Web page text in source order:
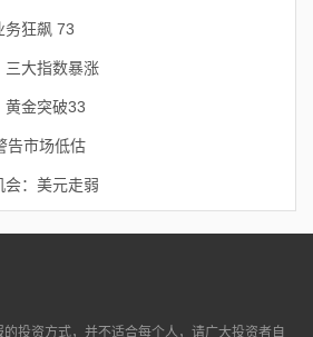
务狂飙 73
三大指数暴涨
黄金突破33
告市场低估
会：美元走弱
投资方式，并不适合每个人，请广大投资者自